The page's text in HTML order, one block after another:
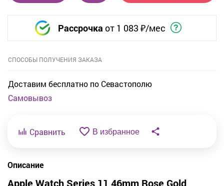
Рассрочка от 1 083 ₽/мес
СПОСОБЫ ПОЛУЧЕНИЯ ЗАКАЗА
Доставим бесплатно по Севастополю
Самовывоз
Сравнить В избранное
Описание
Apple Watch Series 11 46mm Rose Gold